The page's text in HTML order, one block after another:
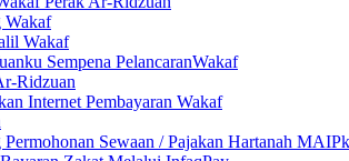
Wakaf
Wakaf
Sempena PelancaranWakaf
Ridzuan
Internet Pembayaran Wakaf
Permohonan Sewaan / Pajakan Hartanah MAIPk